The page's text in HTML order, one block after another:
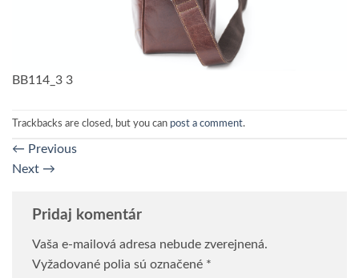
BB114_3 3
Trackbacks are closed, but you can post a comment.
← Previous
Next →
Pridaj komentár
Vaša e-mailová adresa nebude zverejnená.
Vyžadované polia sú označené *